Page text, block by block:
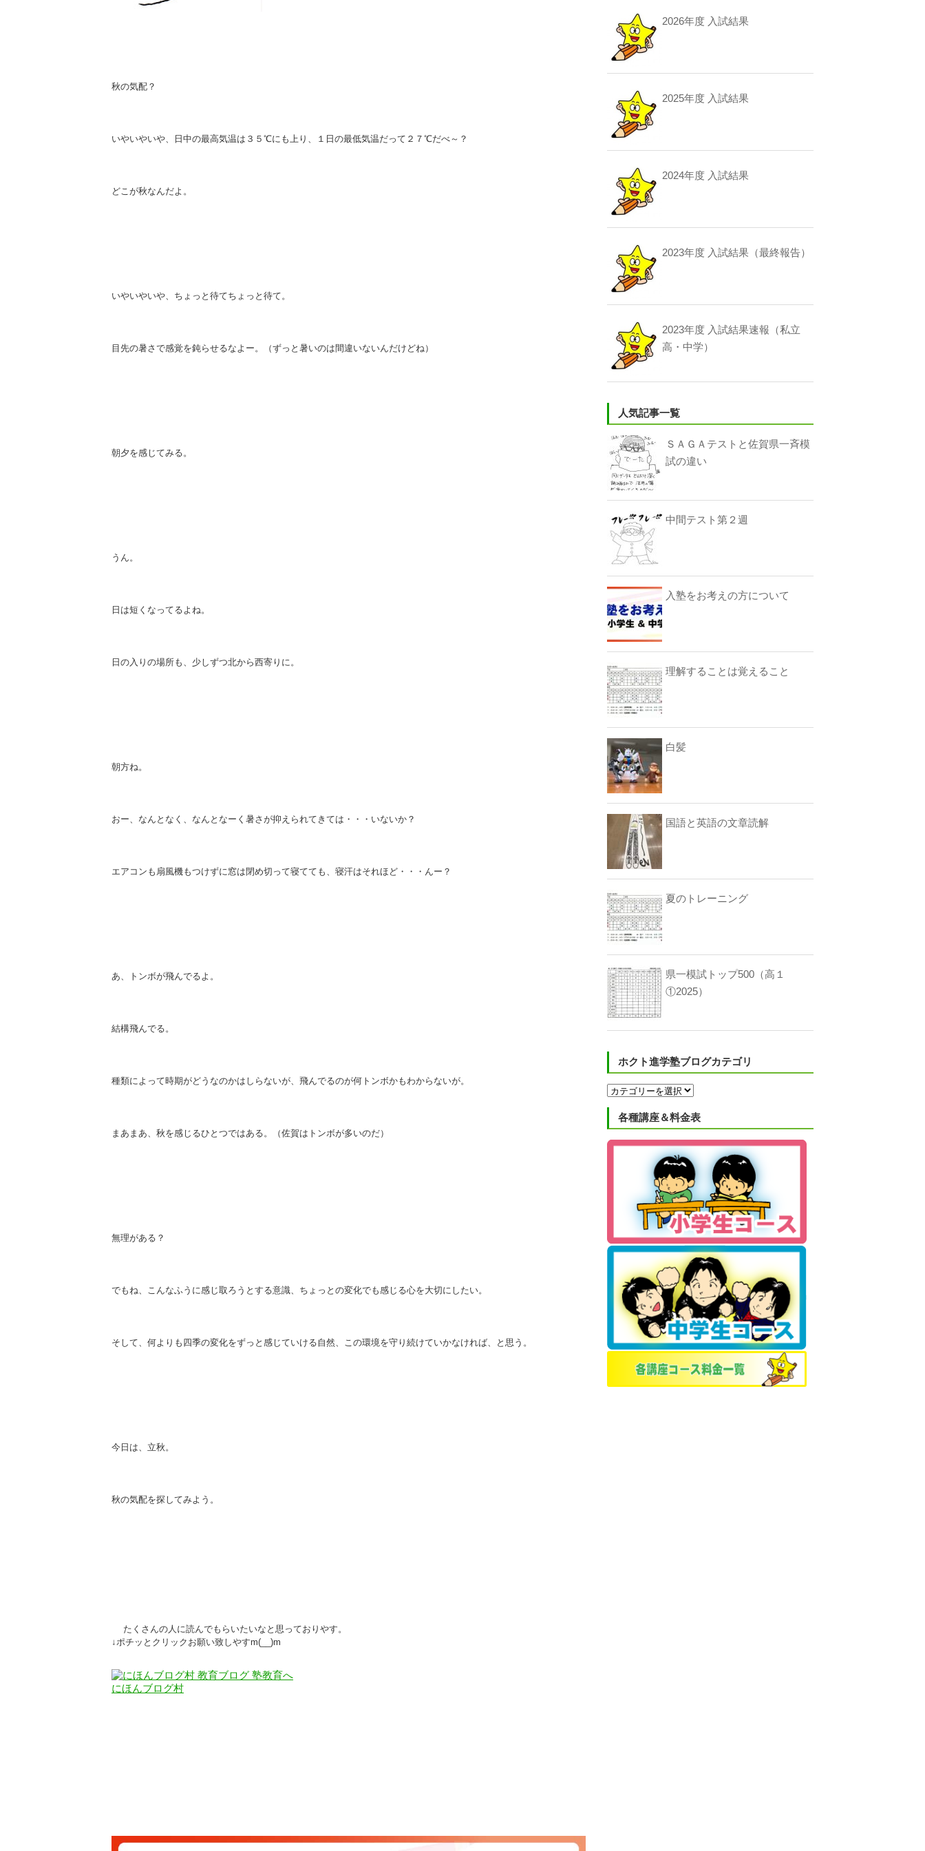
秋の気配？
いやいやいや、日中の最高気温は３５℃にも上り、１日の最低気温だって２７℃だべ～？
どこが秋なんだよ。
いやいやいや、ちょっと待てちょっと待て。
目先の暑さで感覚を鈍らせるなよー。（ずっと暑いのは間違いないんだけどね）
朝夕を感じてみる。
うん。
日は短くなってるよね。
日の入りの場所も、少しずつ北から西寄りに。
朝方ね。
おー、なんとなく、なんとなーく暑さが抑えられてきては・・・いないか？
エアコンも扇風機もつけずに窓は閉め切って寝てても、寝汗はそれほど・・・んー？
あ、トンボが飛んでるよ。
結構飛んでる。
種類によって時期がどうなのかはしらないが、飛んでるのが何トンボかもわからないが。
まあまあ、秋を感じるひとつではある。（佐賀はトンボが多いのだ）
無理がある？
でもね、こんなふうに感じ取ろうとする意識、ちょっとの変化でも感じる心を大切にしたい。
そして、何よりも四季の変化をずっと感じていける自然、この環境を守り続けていかなければ、と思う。
今日は、立秋。
秋の気配を探してみよう。
たくさんの人に読んでもらいたいなと思っておりやす。
↓ポチッとクリックお願い致しやすm(__)m
にほんブログ村
2026年度 入試結果
2025年度 入試結果
2024年度 入試結果
2023年度 入試結果（最終報告）
2023年度 入試結果速報（私立
高・中学）
人気記事一覧
ＳＡＧＡテストと佐賀県一斉模
試の違い
中間テスト第２週
入塾をお考えの方について
理解することは覚えること
白髪
国語と英語の文章読解
夏のトレーニング
県一模試トップ500（高１
①2025）
ホクト進学塾ブログカテゴリ
ホ
ク
ト
学
塾
各種講座＆料金表